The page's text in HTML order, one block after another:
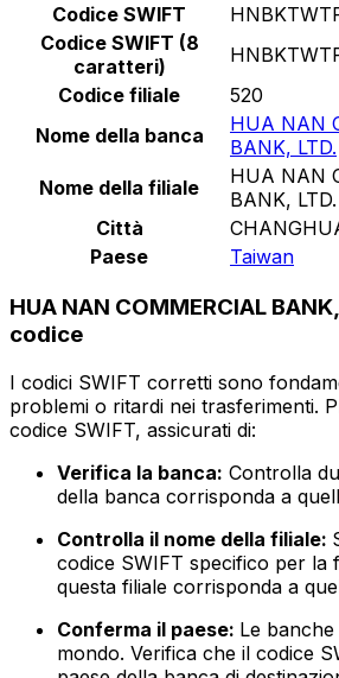
Codice SWIFT
Codice SWIFT (8
caratteri)
Codice filiale
520
Nome della banca
HUA NAN
BANK, LTD.
Nome della filiale
HUA NAN
BANK, LTD.
Città
Paese
Taiwan
HUA NAN COMMERCIAL
codice
I codici SWIFT corretti sono
problemi o ritardi nei trasferimenti.
codice SWIFT, assicurati di:
Verifica la banca: Controlla
della banca corrisponda a
Controlla il nome della filiale:
codice SWIFT specifico per la
questa filiale corrisponda a
Conferma il paese: Le
mondo. Verifica che il codice